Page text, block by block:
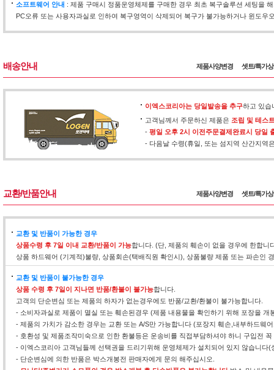
소프트웨어 안내 : 제품 구매시 정품운영체제를 구매한 경우 최초 복구솔루션 세팅을
PC오류 또는 사용자과실로 인하여 복구영역이 삭제되어 복구가 불가능하거나 윈도
배송안내 제품사양변경 셋트/특가
이엑스코리아는 당일발송을 추구하고 있습
고객님께서 주문하신 제품은 조립 및 테스
- 평일 오후 2시 이전주문결제완료시 당일
- 다음날 수령(휴일, 또는 섬지역 산간지역
교환/반품안내 제품사양변경 셋트/특가
교환 및 반품이 가능한 경우
상품수령 후 7일 이내 교환/반품이 가능합니다. (단, 제품의 훼손이 없을 경우에 한합니
상품 하드웨어 (기계적)불량, 상품회손(택배직원 확인시), 상품불량 제품 또는 파손인
교환 및 반품이 불가능한 경우
상품 수령 후 7일이 지나면 반품/환불이 불가능합니다.
고객의 단순변심 또는 제품의 하자가 없는경우에도 반품/교환/환불이 불가능합니다.
- 소비자과실로 제품이 멸실 또는 훼손된경우 (제품 내용물을 확인하기 위해 포장을 개
- 제품의 가치가 감소한 경우는 교환 또는 A/S만 가능합니다 (포장지 훼손,내부하드웨
- 호환성 및 제품조작미숙으로 인한 환불등은 운송비를 직접부담하셔야 하니 구입전
- 이엑스코리아 고객님들께 선택권을 드리기위해 운영체제가 설치되어 있지 않습니다
- 단순변심에 의한 반품은 박스개봉전 판매자에게 문의 해주십시오.